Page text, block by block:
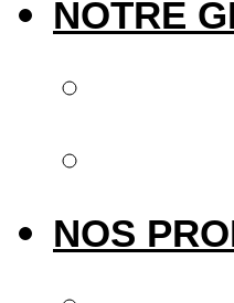
NOTRE
NOS